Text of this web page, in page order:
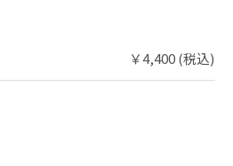
￥4,400 (税込)